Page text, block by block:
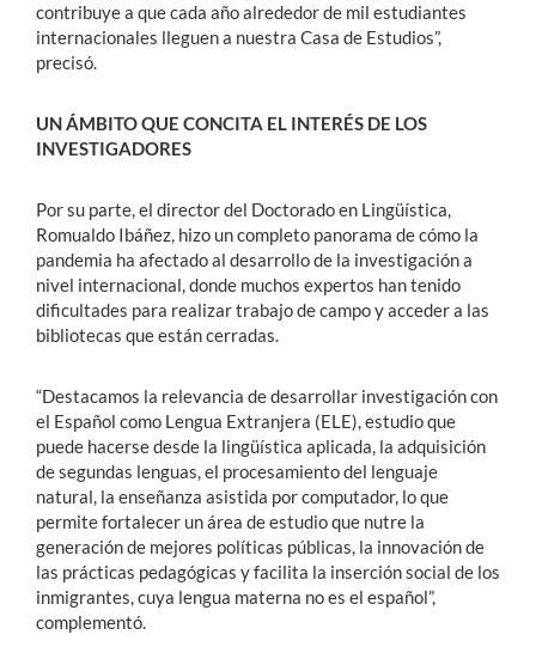
contribuye a que cada año alrededor de mil estudiantes
internacionales lleguen a nuestra Casa de Estudios”,
precisó.
UN ÁMBITO QUE CONCITA EL INTERÉS DE LOS
INVESTIGADORES
Por su parte, el director del Doctorado en Lingüística,
Romualdo Ibáñez, hizo un completo panorama de cómo la
pandemia ha afectado al desarrollo de la investigación a
nivel internacional, donde muchos expertos han tenido
dificultades para realizar trabajo de campo y acceder a las
bibliotecas que están cerradas.
“Destacamos la relevancia de desarrollar investigación con
el Español como Lengua Extranjera (ELE), estudio que
puede hacerse desde la lingüística aplicada, la adquisición
de segundas lenguas, el procesamiento del lenguaje
natural, la enseñanza asistida por computador, lo que
permite fortalecer un área de estudio que nutre la
generación de mejores políticas públicas, la innovación de
las prácticas pedagógicas y facilita la inserción social de los
inmigrantes, cuya lengua materna no es el español”,
complementó.